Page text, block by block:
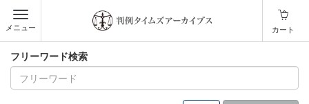
メニュー カート
フリーワード検索